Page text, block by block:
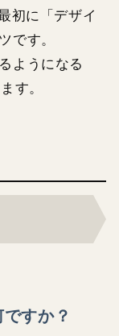
初に「デザイ
です。
ようになる
す。
すか？